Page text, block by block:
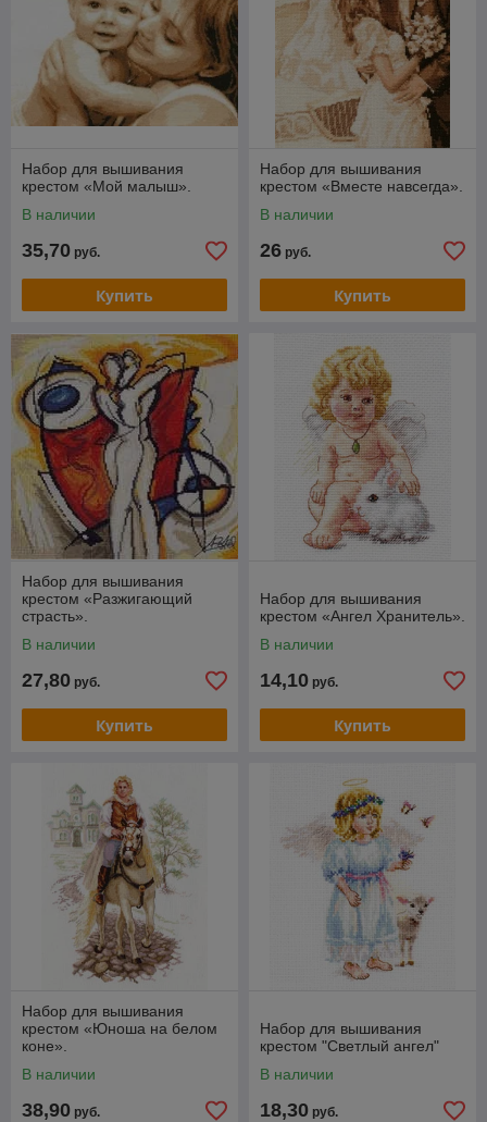
Набор для вышивания
крестом «Мой малыш».
В наличии
35,70 руб.
Купить
Набор для вышивания
крестом «Вместе навсегда».
В наличии
26 руб.
Купить
Набор для вышивания
крестом «Разжигающий
страсть».
В наличии
27,80 руб.
Купить
Набор для вышивания
крестом «Ангел Хранитель».
В наличии
14,10 руб.
Купить
Набор для вышивания
крестом «Юноша на белом
коне».
В наличии
38,90 руб.
Набор для вышивания
крестом "Светлый ангел"
В наличии
18,30 руб.